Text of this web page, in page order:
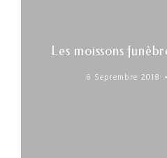
Les moissons
6 Septembre 2018